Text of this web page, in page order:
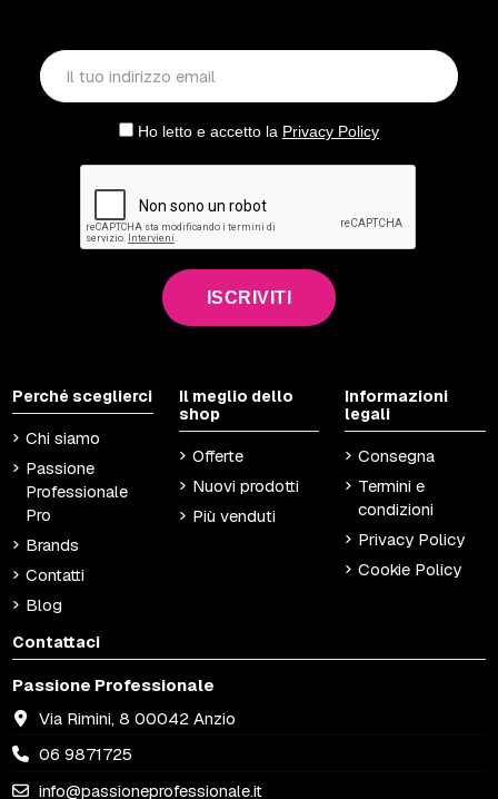
Ho letto e accetto la Privacy Policy
ISCRIVITI
Perché sceglierci
Chi siamo
Passione
Professionale
Pro
Brands
Contatti
Blog
Il meglio dello
shop
Offerte
Nuovi prodotti
Più venduti
Informazioni
legali
Consegna
Termini e
condizioni
Privacy Policy
Cookie Policy
Contattaci
Passione Professionale
Via Rimini, 8 00042 Anzio
06 9871725
info@passioneprofessionale.it